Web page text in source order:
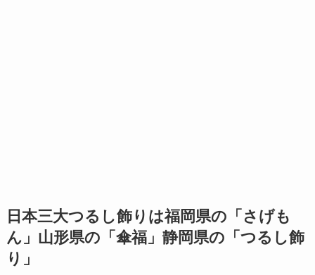
日本三大つるし飾りは福岡県の「 さげも
ん 」山形県の「傘福」静岡県の「つるし飾
り」